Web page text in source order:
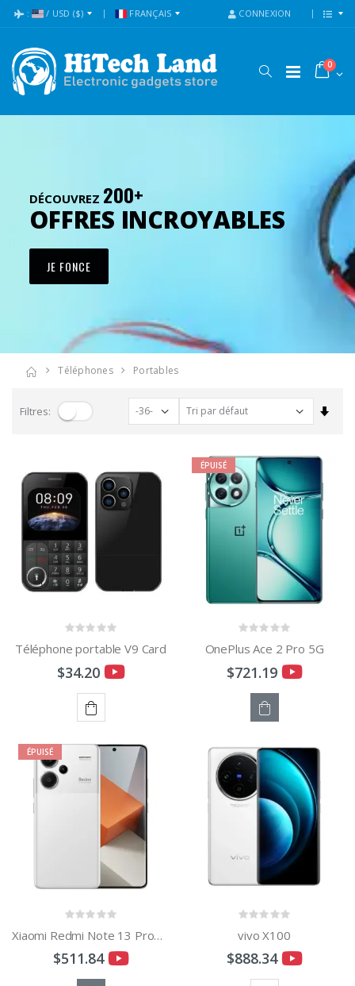
: / USD ($) FRANÇAIS CONNEXION
0
DÉCOUVREZ 200+
OFFRES INCROYABLES
JE FONCE
Téléphones Portables
Filtres: Trier
Téléphone portable V9 Card
$34.20
AU
PANIER
ÉPUISÉ
OnePlus Ace 2 Pro 5G
$721.19
ÉPUISÉ
ÉPUISÉ
Xiaomi Redmi Note 13 Pro+ 5G
$511.84
vivo X100
$888.34